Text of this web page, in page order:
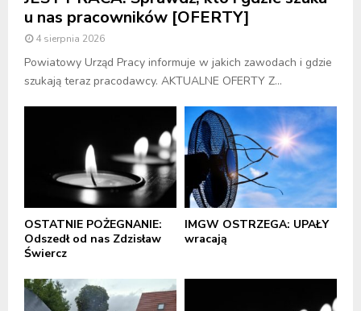
u nas pracowników [OFERTY]
4 sierpnia 2026
Powiatowy Urząd Pracy informuje w jakich zawodach i gdzie
szukają teraz pracodawcy. AKTUALNE OFERTY Z...
OSTATNIE POŻEGNANIE:
Odszedł od nas Zdzisław
Świercz
IMGW OSTRZEGA: UPAŁY
wracają